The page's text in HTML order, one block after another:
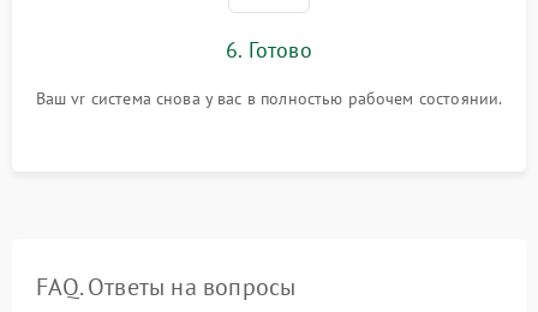
6. Готово
Ваш vr система снова у вас в полностью рабочем состоянии.
FAQ. Ответы на вопросы